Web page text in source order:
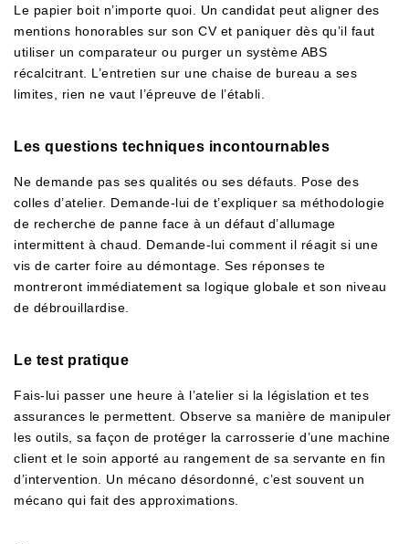
Le papier boit n’importe quoi. Un candidat peut aligner des
mentions honorables sur son CV et paniquer dès qu’il faut
utiliser un comparateur ou purger un système ABS
récalcitrant. L’entretien sur une chaise de bureau a ses
limites, rien ne vaut l’épreuve de l’établi.
Les questions techniques incontournables
Ne demande pas ses qualités ou ses défauts. Pose des
colles d’atelier. Demande-lui de t’expliquer sa méthodologie
de recherche de panne face à un défaut d’allumage
intermittent à chaud. Demande-lui comment il réagit si une
vis de carter foire au démontage. Ses réponses te
montreront immédiatement sa logique globale et son niveau
de débrouillardise.
Le test pratique
Fais-lui passer une heure à l’atelier si la législation et tes
assurances le permettent. Observe sa manière de manipuler
les outils, sa façon de protéger la carrosserie d’une machine
client et le soin apporté au rangement de sa servante en fin
d’intervention. Un mécano désordonné, c’est souvent un
mécano qui fait des approximations.